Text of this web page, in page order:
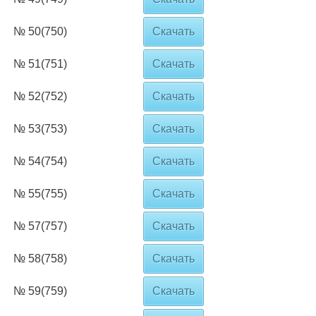
№ 50(750) Скачать
№ 51(751) Скачать
№ 52(752) Скачать
№ 53(753) Скачать
№ 54(754) Скачать
№ 55(755) Скачать
№ 57(757) Скачать
№ 58(758) Скачать
№ 59(759) Скачать